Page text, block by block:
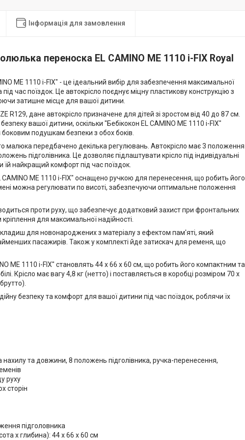
Інформація для замовлення
переноска EL CAMINO ME 1110 i-FIX Royal
ME 1110 i-FIX" - це ідеальний вибір для забезпечення максимальної
час поїздок. Це автокрісло поєднує міцну пластикову конструкцію з
затишне місце для вашої дитини.
R129, дане автокрісло призначене для дітей зі зростом від 40 до 87 см.
вашої дитини, оскільки "Бебікокон EL CAMINO ME 1110 i-FIX"
подушкам безпеки з обох боків.
малюка передбачено декілька регулювань. Автокрісло має 3 положення
підголівника. Це дозволяє підлаштувати крісло під індивідуальні
найкращий комфорт під час поїздок.
CAMINO ME 1110 i-FIX" оснащено ручкою для перенесення, що робить його
можна регулювати по висоті, забезпечуючи оптимальне положення
проти руху, що забезпечує додатковий захист при фронтальних
для максимальної надійності.
для новонароджених з матеріалу з ефектом пам'яті, який
пасажирів. Також у комплекті йде затискач для ременя, що
ME 1110 i-FIX" становлять 44 х 66 х 60 см, що робить його компактним та
Крісло має вагу 4,8 кг (нетто) і поставляється в коробці розміром 70 х
безпеку та комфорт для вашої дитини під час поїздок, роблячи їх
та довжини, 8 положень підголівника, ручка-перенесення,
руху
сторін
підголовника
х глибина): 44 х 66 х 60 см